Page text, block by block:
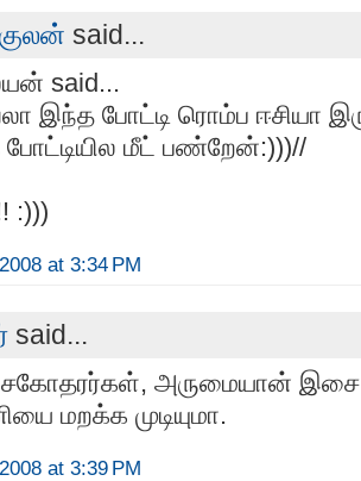
said...
said...
இந்த போட்டி ரொம்ப ஈசியா
மீட் பண்றேன்:)))//
:)))
at 3:34 PM
said...
சகோதரர்கள், அருமையான்
மறக்க முடியுமா.
at 3:39 PM